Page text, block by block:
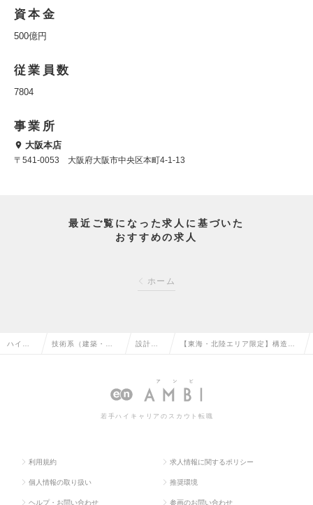
資本金
500億円
従業員数
7804
事業所
大阪本店
〒541-0053 大阪府大阪市中央区本町4-1-13
最近ご覧になった求人に基づいた
おすすめの求人
ホーム
ハイク 技術系（建築・設 設計
築）の
【東海・北陸エリア限定】構造設
ンの求人情報
若手ハイキャリアのスカウト転職
利用規約 求人情報に関するポリシー
個人情報の取り扱い 推奨環境
ヘルプ・お問い合わせ 参画のお問い合わせ